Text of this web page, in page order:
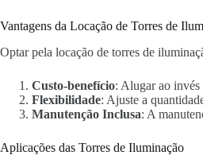
Vantagens da Locação de Torres de
Optar pela locação de torres de
Custo-benefício: Alugar ao
Flexibilidade: Ajuste a
Manutenção Inclusa: A
Aplicações das Torres de Iluminação